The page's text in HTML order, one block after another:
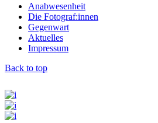
Anabwesenheit
Die Fotograf:innen
Gegenwart
Aktuelles
Impressum
Back to top